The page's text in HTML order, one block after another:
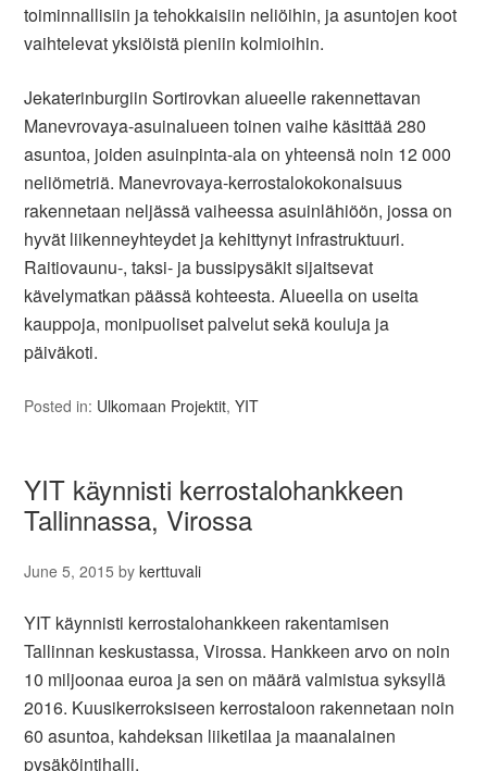
toiminnallisiin ja tehokkaisiin neliöihin, ja asuntojen koot
vaihtelevat yksiöistä pieniin kolmioihin.
Jekaterinburgiin Sortirovkan alueelle rakennettavan
Manevrovaya-asuinalueen toinen vaihe käsittää 280
asuntoa, joiden asuinpinta-ala on yhteensä noin 12 000
neliömetriä. Manevrovaya-kerrostalokokonaisuus
rakennetaan neljässä vaiheessa asuinlähiöön, jossa on
hyvät liikenneyhteydet ja kehittynyt infrastruktuuri.
Raitiovaunu-, taksi- ja bussipysäkit sijaitsevat
kävelymatkan päässä kohteesta. Alueella on useita
kauppoja, monipuoliset palvelut sekä kouluja ja
päiväkoti.
Posted in: Ulkomaan Projektit,YIT
YIT käynnisti kerrostalohankkeen
Tallinnassa, Virossa
June 5, 2015 bykerttuvali
YIT käynnisti kerrostalohankkeen rakentamisen
Tallinnan keskustassa, Virossa. Hankkeen arvo on noin
10 miljoonaa euroa ja sen on määrä valmistua syksyllä
2016. Kuusikerroksiseen kerrostaloon rakennetaan noin
60 asuntoa, kahdeksan liiketilaa ja maanalainen
pysäköintihalli.